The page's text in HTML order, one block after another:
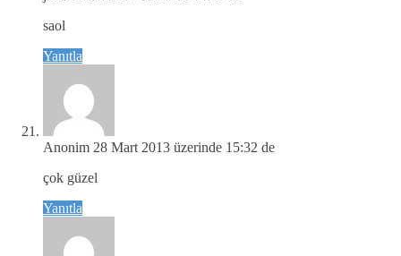
saol
Yanıtla
Anonim 28 Mart 2013 üzerinde 15:32 de
çok güzel
Yanıtla